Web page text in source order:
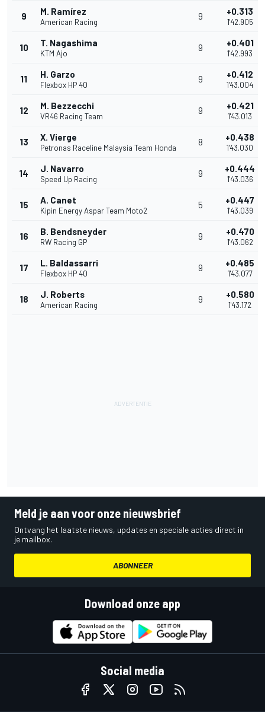
9 M. Ramírez
American Racing
9 +0.313
1'42.905
10 T. Nagashima
KTM Ajo
9 +0.401
1'42.993
11 H. Garzo
Flexbox HP 40
9 +0.412
1'43.004
12 M. Bezzecchi
VR46 Racing Team
9 +0.421
1'43.013
13 X. Vierge
Petronas Raceline Malaysia Team Honda
8 +0.438
1'43.030
14 J. Navarro
Speed Up Racing
9 +0.444
1'43.036
15 A. Canet
Kipin Energy Aspar Team Moto2
5 +0.447
1'43.039
16 B. Bendsneyder
RW Racing GP
9 +0.470
1'43.062
17 L. Baldassarri
Flexbox HP 40
9 +0.485
1'43.077
18 J. Roberts
American Racing
9 +0.580
1'43.172
Meld je aan voor onze nieuwsbrief
Ontvang het laatste nieuws, updates en speciale acties direct in
je mailbox.
ABONNEER
Download onze app
Social media